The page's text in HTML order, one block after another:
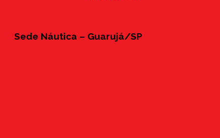
Sede Náutica – Guarujá/SP